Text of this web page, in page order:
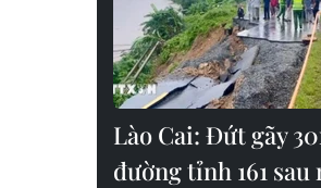
Lào Cai: Đứt gãy
đường tỉnh 161 sau